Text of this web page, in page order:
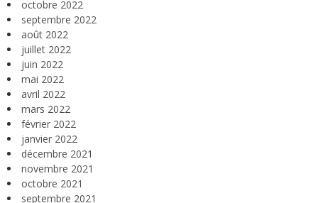
octobre 2022
septembre 2022
août 2022
juillet 2022
juin 2022
mai 2022
avril 2022
mars 2022
février 2022
janvier 2022
décembre 2021
novembre 2021
octobre 2021
septembre 2021